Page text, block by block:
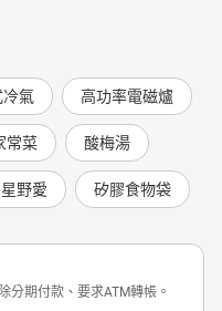
氣 高功率電磁爐
常菜 酸梅湯
星野愛 矽膠食物袋
分期付款、要求ATM轉帳。